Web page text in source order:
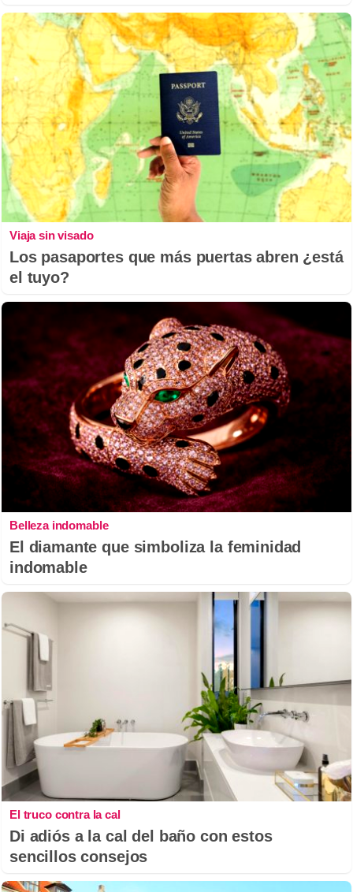
Viaja sin visado
Los pasaportes que más puertas abren ¿está
el tuyo?
Belleza indomable
El diamante que simboliza la feminidad
indomable
El truco contra la cal
Di adiós a la cal del baño con estos
sencillos consejos